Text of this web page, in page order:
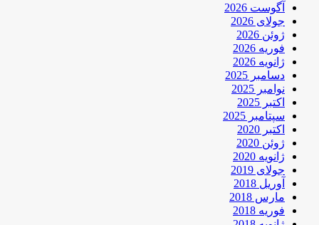
آگوست 2026
جولای 2026
ژوئن 2026
فوریه 2026
ژانویه 2026
دسامبر 2025
نوامبر 2025
اکتبر 2025
سپتامبر 2025
اکتبر 2020
ژوئن 2020
ژانویه 2020
جولای 2019
آوریل 2018
مارس 2018
فوریه 2018